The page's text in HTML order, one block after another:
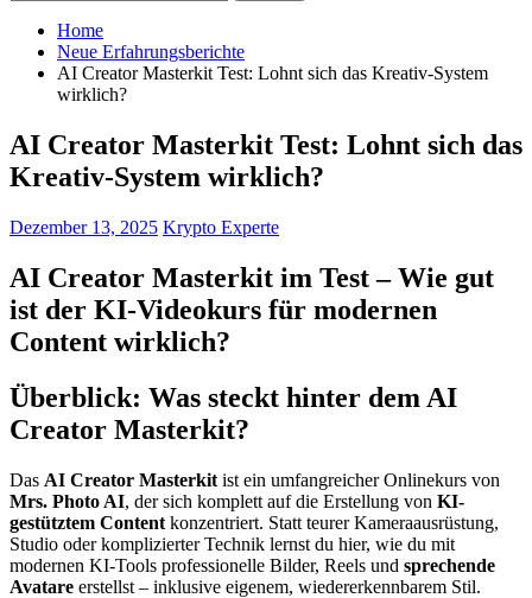
nach:
Home
Neue Erfahrungsberichte
AI Creator Masterkit Test: Lohnt sich das Kreativ-System
wirklich?
AI Creator Masterkit Test: Lohnt sich das
Kreativ-System wirklich?
Dezember 13, 2025 Krypto Experte
AI Creator Masterkit im Test – Wie gut
ist der KI-Videokurs für modernen
Content wirklich?
Überblick: Was steckt hinter dem AI
Creator Masterkit?
Das AI Creator Masterkit ist ein umfangreicher Onlinekurs von
Mrs. Photo AI, der sich komplett auf die Erstellung von KI-
gestütztem Content konzentriert. Statt teurer Kameraausrüstung,
Studio oder komplizierter Technik lernst du hier, wie du mit
modernen KI-Tools professionelle Bilder, Reels und sprechende
Avatare erstellst – inklusive eigenem, wiedererkennbarem Stil.